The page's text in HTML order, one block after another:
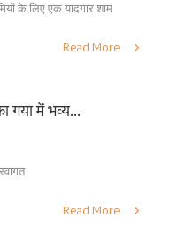
के लिए एक यादगार शाम
Read More
गया में भव्य...
Read More